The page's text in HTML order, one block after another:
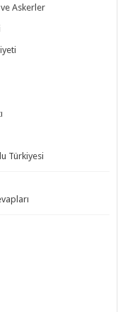
Askerler
Türkiyesi